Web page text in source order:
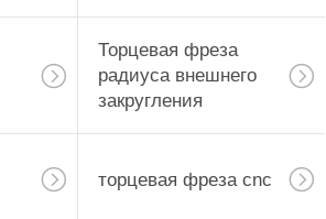
Торцевая фреза
радиуса внешнего
закругления
торцевая фреза cnc